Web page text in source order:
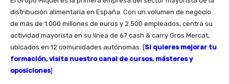
distribución alimentaria en España. Con un volumen de negocio
de más de 1.000 millones de euros y 2.500 empleados, centra su
actividad mayorista en su línea de 67 cash & carry Gros Mercat,
ubicados en 12 comunidades autónomas. [Si quieres mejorar tu
formación, visita nuestro canal de cursos, másteres y
oposiciones]